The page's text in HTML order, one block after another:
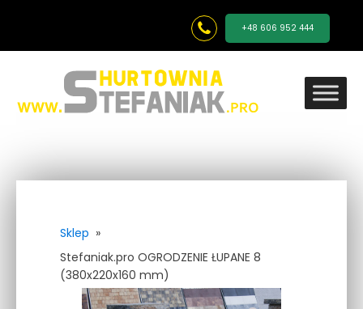
+48 606 952 444
Sklep »
Stefaniak.pro OGRODZENIE ŁUPANE 8
(380x220x160 mm)